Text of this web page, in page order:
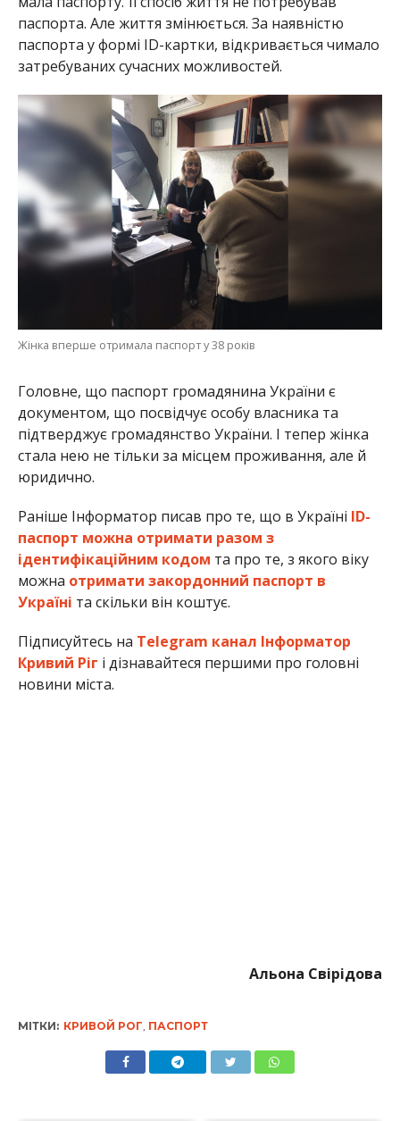
паспорта. Але життя змінюється. За наявністю
паспорта у формі ID-картки, відкривається чимало
затребуваних сучасних можливостей.
Жінка вперше отримала паспорт у 38 років
Головне, що паспорт громадянина України є
документом, що посвідчує особу власника та
підтверджує громадянство України. І тепер жінка
стала нею не тільки за місцем проживання, але й
юридично.
Раніше Інформатор писав про те, що в Україні ID-
паспорт можна отримати разом з
ідентифікаційним кодом та про те, з якого віку
можна отримати закордонний паспорт в
Україні та скільки він коштує.
Підписуйтесь на Telegram канал Інформатор
Кривий Ріг і дізнавайтеся першими про головні
новини міста.
Альона Свірідова
МІТКИ: КРИВОЙ РОГ, ПАСПОРТ